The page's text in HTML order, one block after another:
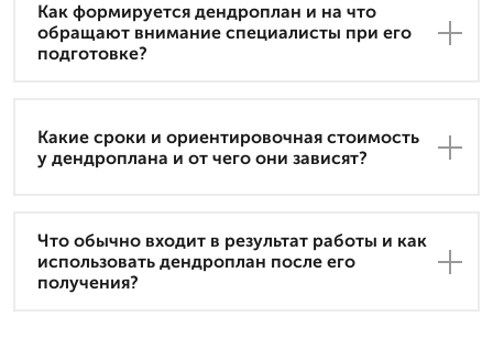
Как формируется дендроплан и на что
обращают внимание специалисты при его
подготовке?
Какие сроки и ориентировочная стоимость
у дендроплана и от чего они зависят?
Что обычно входит в результат работы и как
использовать дендроплан после его
получения?